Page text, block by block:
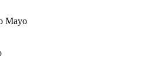
Mayo